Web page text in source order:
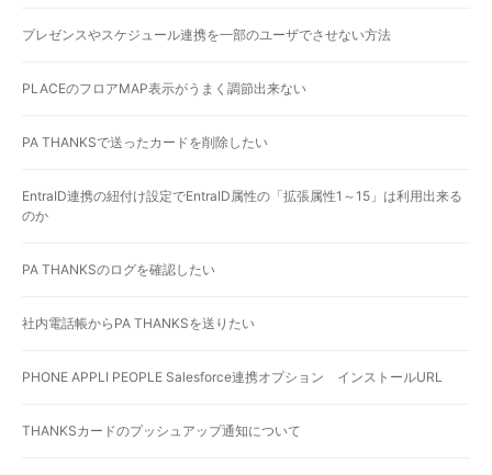
プレゼンスやスケジュール連携を一部のユーザでさせない方法
PLACEのフロアMAP表示がうまく調節出来ない
PA THANKSで送ったカードを削除したい
EntraID連携の紐付け設定でEntraID属性の「拡張属性1～15」は利用出来る
のか
PA THANKSのログを確認したい
社内電話帳からPA THANKSを送りたい
PHONE APPLI PEOPLE Salesforce連携オプション インストールURL
THANKSカードのプッシュアップ通知について